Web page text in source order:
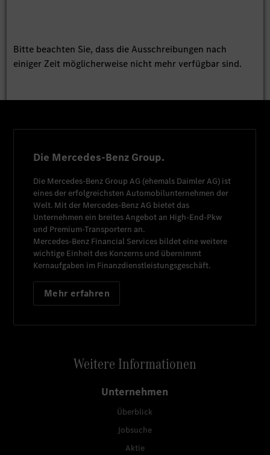
Bitte beachten Sie, dass die Ausschreibungen nach
einiger Zeit möglicherweise nicht mehr verfügbar sind.
Die Mercedes-Benz Group.
Die Mercedes-Benz Group AG (ehemals Daimler AG) ist
eines der erfolgreichsten Automobilunternehmen der
Welt. Mit der Mercedes-Benz AG bietet das
Unternehmen ein breites Angebot an High-End-Pkw
und Premium-Transportern an.
Mercedes-Benz Financial Services bildet eine weitere
wichtige Einheit des Konzerns und übernimmt
Kernaufgaben im Finanzdienstleistungsgeschäft.
Mehr erfahren
Weitere Informationen
Unternehmen
Überblick
Jobsuche
Aktie